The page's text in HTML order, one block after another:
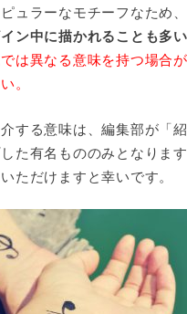
ュラーなモチーフなため、
ン中に描かれることも多い
は異なる意味を持つ場合
。
する意味は、編集部が「
た有名もののみとなりま
ただけますと幸いです。